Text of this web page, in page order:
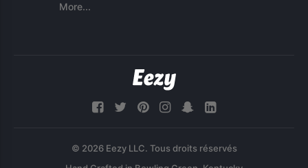
More...
© 2026 Eezy LLC. Tous droits réservés